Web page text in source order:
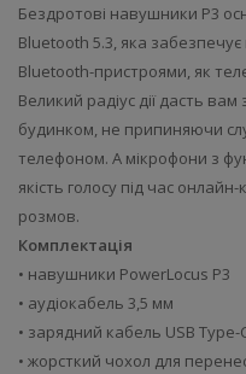
Бездротові навушники P3
Bluetooth 5.3, яка
Bluetooth-пристроями, як
Великий радіус дії дасть
будинком, не припиняючи
телефоном. А мікрофони з
якість голосу під час
розмов.
Комплектація
• навушники PowerLocus P3
• аудіокабель 3,5 мм
• зарядний кабель USB Type-
• жорсткий чохол для